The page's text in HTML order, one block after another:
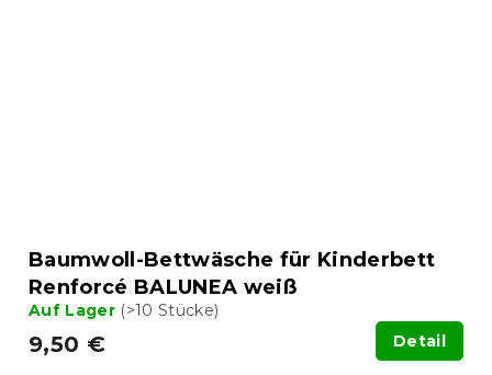
Baumwoll-Bettwäsche für Kinderbett
Renforcé BALUNEA weiß
Auf Lager (>10 Stücke)
9,50 € Detail